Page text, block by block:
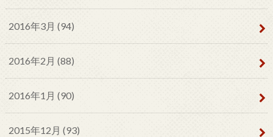
2016年3月 (94)
2016年2月 (88)
2016年1月 (90)
2015年12月 (93)